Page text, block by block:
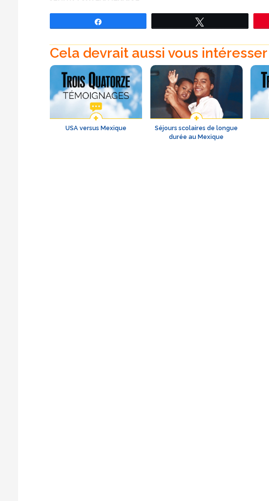
Cela devrait aussi vous intéresser
USA versus Mexique
Séjours scolaires de longue
durée au Mexique